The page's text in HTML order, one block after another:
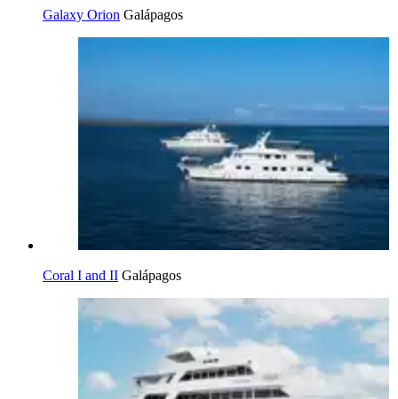
Galaxy Orion Galápagos
Coral I and II Galápagos